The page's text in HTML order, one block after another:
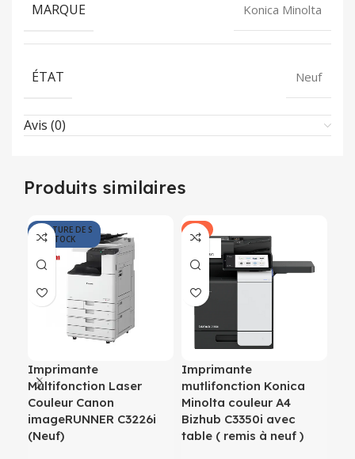
MARQUE
Konica Minolta
ÉTAT Neuf
Avis (0)
Produits similaires
RUPTURE DE S
TOCK
Imprimante
Multifonction Laser
Couleur Canon
imageRUNNER C3226i
(Neuf)
-8%
Imprimante
mutlifonction Konica
Minolta couleur A4
Bizhub C3350i avec
table ( remis à neuf )